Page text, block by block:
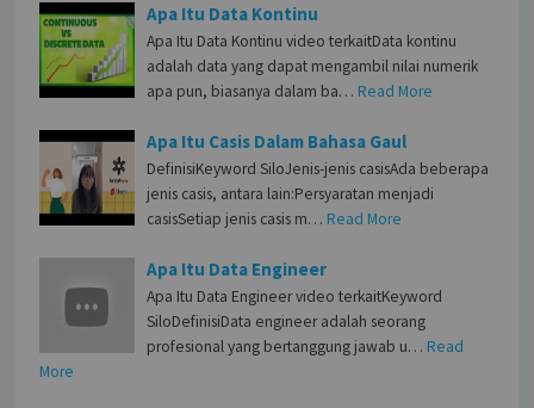
Apa Itu Data Kontinu
Apa Itu Data Kontinu video terkaitData kontinu
adalah data yang dapat mengambil nilai numerik
apa pun, biasanya dalam ba… Read More
Apa Itu Casis Dalam Bahasa Gaul
DefinisiKeyword SiloJenis-jenis casisAda beberapa
jenis casis, antara lain:Persyaratan menjadi
casisSetiap jenis casis m… Read More
Apa Itu Data Engineer
Apa Itu Data Engineer video terkaitKeyword
SiloDefinisiData engineer adalah seorang
profesional yang bertanggung jawab u… Read
More